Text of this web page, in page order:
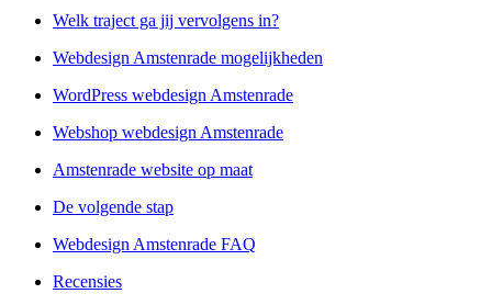
Welk traject ga jij vervolgens in?
Webdesign Amstenrade mogelijkheden
WordPress webdesign Amstenrade
Webshop webdesign Amstenrade
Amstenrade website op maat
De volgende stap
Webdesign Amstenrade FAQ
Recensies